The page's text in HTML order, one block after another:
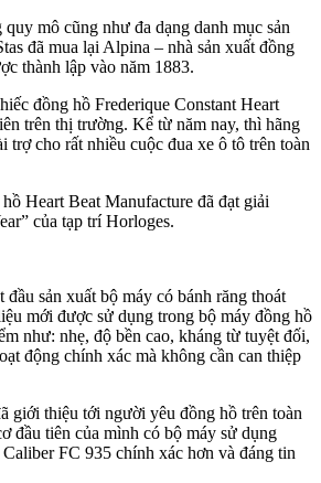
mô cũng như đa dạng danh mục sản
đã mua lại Alpina – nhà sản xuất đồng
thành lập vào năm 1883.
đồng hồ Frederique Constant Heart
trên thị trường. Kể từ năm nay, thì hãng
trợ cho rất nhiều cuộc đua xe ô tô trên toàn
Heart Beat Manufacture đã đạt giải
của tạp trí Horloges.
sản xuất bộ máy có bánh răng thoát
mới được sử dụng trong bộ máy đồng hồ
như: nhẹ, độ bền cao, kháng từ tuyệt đối,
động chính xác mà không cần can thiệp
giới thiệu tới người yêu đồng hồ trên toàn
đầu tiên của mình có bộ máy sử dụng
FC 935 chính xác hơn và đáng tin